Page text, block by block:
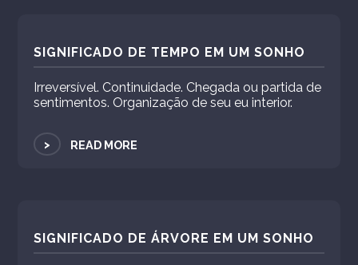
SIGNIFICADO DE TEMPO EM UM SONHO
Irreversível. Continuidade. Chegada ou partida de
sentimentos. Organização de seu eu interior.
> READ MORE
SIGNIFICADO DE ÁRVORE EM UM SONHO